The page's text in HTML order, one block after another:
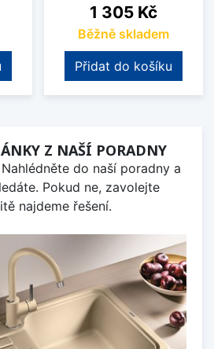
Cena
1 305 Kč
Běžně skladem
Přidat do košíku
Z NAŠÍ PORADNY
do naší poradny a
Pokud ne, zavolejte
najdeme řešení.